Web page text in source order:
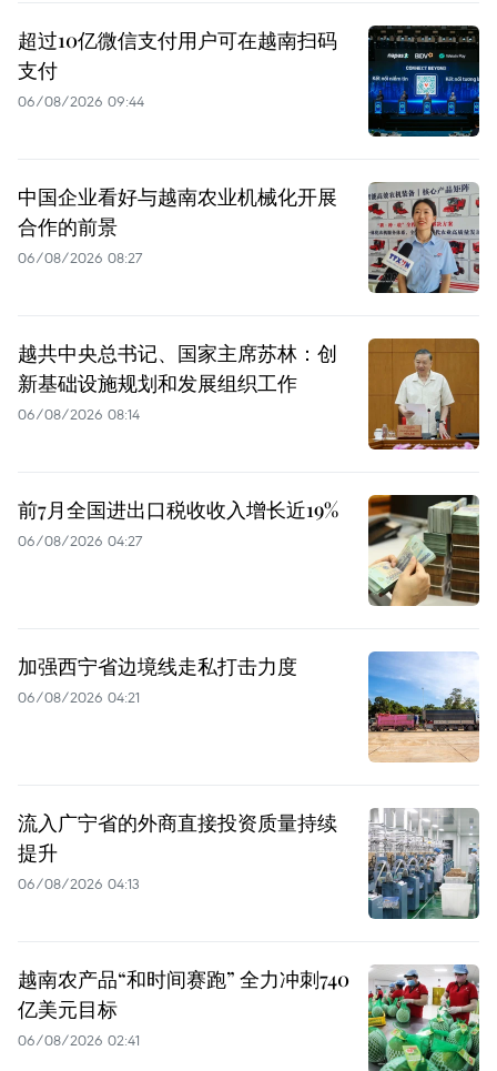
超过10亿微信支付用户可在越南扫码
支付
06/08/2026 09:44
中国企业看好与越南农业机械化开展
合作的前景
06/08/2026 08:27
越共中央总书记、国家主席苏林：创
新基础设施规划和发展组织工作
06/08/2026 08:14
前7月全国进出口税收收入增长近19%
06/08/2026 04:27
加强西宁省边境线走私打击力度
06/08/2026 04:21
流入广宁省的外商直接投资质量持续
提升
06/08/2026 04:13
越南农产品“和时间赛跑” 全力冲刺740
亿美元目标
06/08/2026 02:41